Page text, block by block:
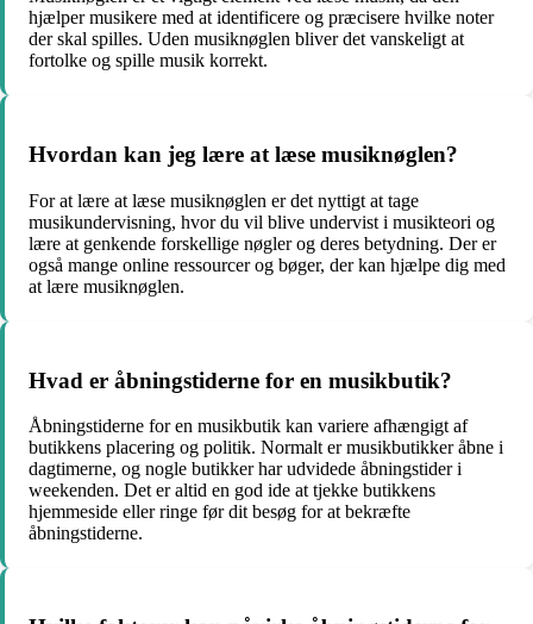
hjælper musikere med at identificere og præcisere hvilke noter
der skal spilles. Uden musiknøglen bliver det vanskeligt at
fortolke og spille musik korrekt.
Hvordan kan jeg lære at læse musiknøglen?
For at lære at læse musiknøglen er det nyttigt at tage
musikundervisning, hvor du vil blive undervist i musikteori og
lære at genkende forskellige nøgler og deres betydning. Der er
også mange online ressourcer og bøger, der kan hjælpe dig med
at lære musiknøglen.
Hvad er åbningstiderne for en musikbutik?
Åbningstiderne for en musikbutik kan variere afhængigt af
butikkens placering og politik. Normalt er musikbutikker åbne i
dagtimerne, og nogle butikker har udvidede åbningstider i
weekenden. Det er altid en god ide at tjekke butikkens
hjemmeside eller ringe før dit besøg for at bekræfte
åbningstiderne.